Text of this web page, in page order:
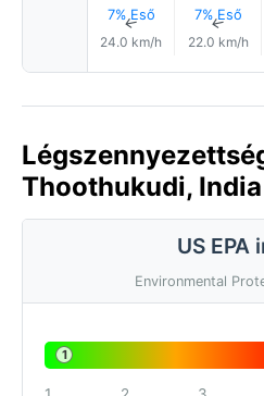
7% Eső
↑
24.0 km/h
7% Eső
↑
22.0 km/h
Thoothukudi,
US EPA
Environmental
1